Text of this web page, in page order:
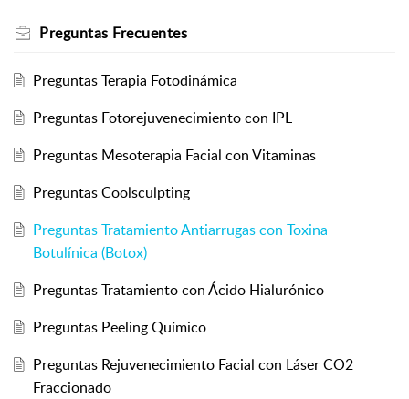
Preguntas Frecuentes
Preguntas Terapia Fotodinámica
Preguntas Fotorejuvenecimiento con IPL
Preguntas Mesoterapia Facial con Vitaminas
Preguntas Coolsculpting
Preguntas Tratamiento Antiarrugas con Toxina
Botulínica (Botox)
Preguntas Tratamiento con Ácido Hialurónico
Preguntas Peeling Químico
Preguntas Rejuvenecimiento Facial con Láser CO2
Fraccionado